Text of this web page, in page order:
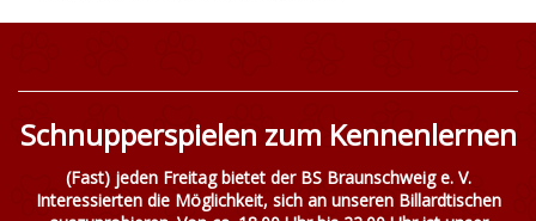
Schnupperspielen zum Kennenlernen
(Fast) jeden Freitag bietet der BS Braunschweig e. V.
Interessierten die Möglichkeit, sich an unseren Billardtischen